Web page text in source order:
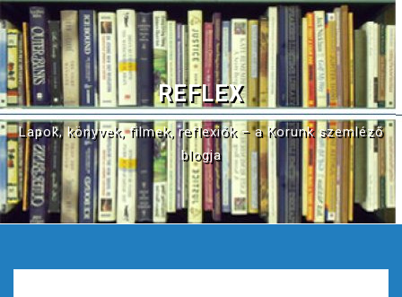
k
p
t
o
c
n
t
REFLEX
Lapok, könyvek, filmek, reflexiók – a Korunk szemléző
blogja